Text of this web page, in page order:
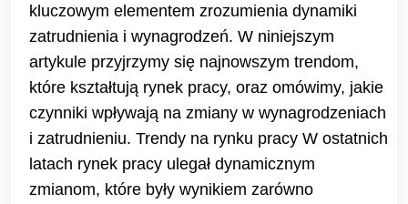
kluczowym elementem zrozumienia dynamiki
zatrudnienia i wynagrodzeń. W niniejszym
artykule przyjrzymy się najnowszym trendom,
które kształtują rynek pracy, oraz omówimy, jakie
czynniki wpływają na zmiany w wynagrodzeniach
i zatrudnieniu. Trendy na rynku pracy W ostatnich
latach rynek pracy ulegał dynamicznym
zmianom, które były wynikiem zarówno